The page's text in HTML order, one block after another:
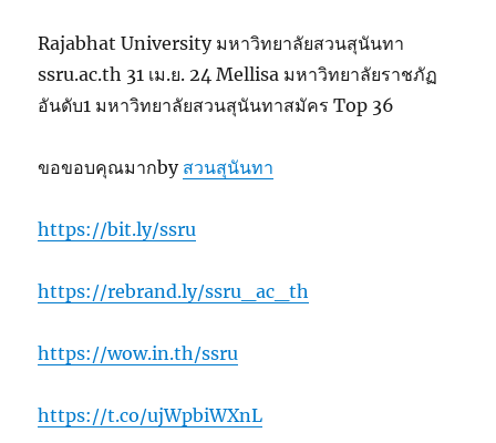
Rajabhat University มหาวิทยาลัยสวนสุนันทา
ssru.ac.th 31 เม.ย. 24 Mellisa มหาวิทยาลัยราชภัฏ
อันดับ1 มหาวิทยาลัยสวนสุนันทาสมัคร Top 36
ขอขอบคุณมากby สวนสุนันทา
https://bit.ly/ssru
https://rebrand.ly/ssru_ac_th
https://wow.in.th/ssru
https://t.co/ujWpbiWXnL